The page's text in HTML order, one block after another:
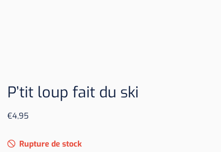
P’tit loup fait du ski
€4,95
Rupture de stock